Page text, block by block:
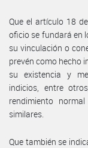
Que el artículo 18
oficio se fundará en
su vinculación o
prevén como hecho
su existencia y
indicios, entre
rendimiento
similares.
Que también se